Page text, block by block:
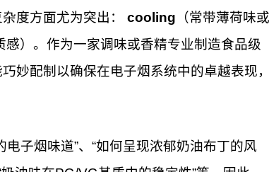
度方面尤为突出： cooling （常带薄荷味或
）。作为一家调味或香精专业制造食品级
妙配制以确保在电子烟系统中的卓越表现
子烟味道”、“如何呈现浓郁奶油布丁的风